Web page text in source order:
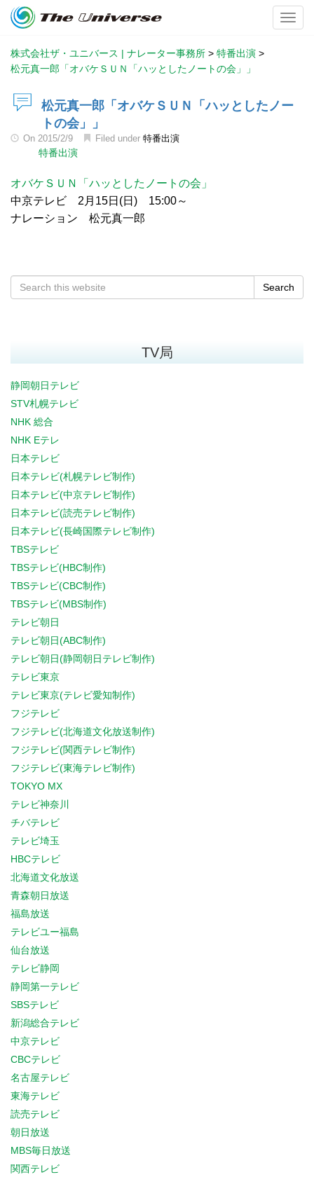
株式会社ザ・ユニバース | ナレーター事務所 > 特番出演 >
松元真一郎「オバケＳＵＮ「ハッとしたノートの会」」
松元真一郎「オバケＳＵＮ「ハッとしたノー
トの会」」
On 2015/2/9 Filed under 特番出演
特番出演
オバケＳＵＮ「ハッとしたノートの会」
中京テレビ 2月15日(日) 15:00～
ナレーション 松元真一郎
Search
TV局
静岡朝日テレビ
STV札幌テレビ
NHK 総合
NHK Eテレ
日本テレビ
日本テレビ(札幌テレビ制作)
日本テレビ(中京テレビ制作)
日本テレビ(読売テレビ制作)
日本テレビ(長崎国際テレビ制作)
TBSテレビ
TBSテレビ(HBC制作)
TBSテレビ(CBC制作)
TBSテレビ(MBS制作)
テレビ朝日
テレビ朝日(ABC制作)
テレビ朝日(静岡朝日テレビ制作)
テレビ東京
テレビ東京(テレビ愛知制作)
フジテレビ
フジテレビ(北海道文化放送制作)
フジテレビ(関西テレビ制作)
フジテレビ(東海テレビ制作)
TOKYO MX
テレビ神奈川
チバテレビ
テレビ埼玉
HBCテレビ
北海道文化放送
青森朝日放送
福島放送
テレビユー福島
仙台放送
テレビ静岡
静岡第一テレビ
SBSテレビ
新潟総合テレビ
中京テレビ
CBCテレビ
名古屋テレビ
東海テレビ
読売テレビ
朝日放送
MBS毎日放送
関西テレビ